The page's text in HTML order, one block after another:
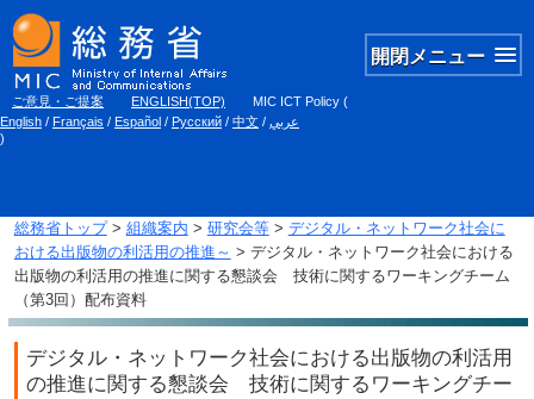
開閉メニュー
ご意見・ご提案 ENGLISH(TOP) MIC ICT Policy (
English / Français / Español / Русский / 中文 / عربي
)
総務省トップ> 組織案内 > 研究会等> デジタル・ネットワーク社会に
おける出版物の利活用の推進～ > デジタル・ネットワーク社会における
出版物の利活用の推進に関する懇談会 技術に関するワーキングチーム
（第3回）配布資料
デジタル・ネットワーク社会における出版物の利活用
の推進に関する懇談会 技術に関するワーキングチー